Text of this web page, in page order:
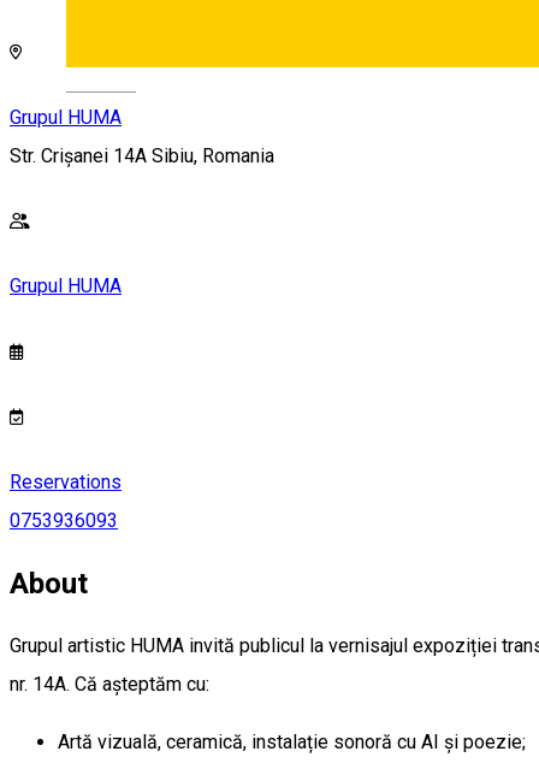
Grupul HUMA
Str. Crișanei 14A Sibiu, Romania
Grupul HUMA
Reservations
0753936093
About
Grupul artistic HUMA invită publicul la vernisajul expoziției
nr. 14A. Că așteptăm cu:
Artă vizuală, ceramică, instalație sonoră cu AI și poezie;